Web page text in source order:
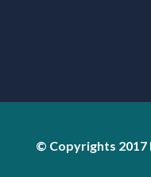
© Copyrights 2017